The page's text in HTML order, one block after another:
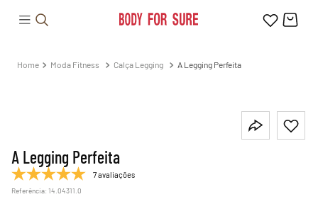
Moda Fitness Calça Legging A Legging Perfeita
A Legging Perfeita
7 avaliações
Referência: 14.04311.0